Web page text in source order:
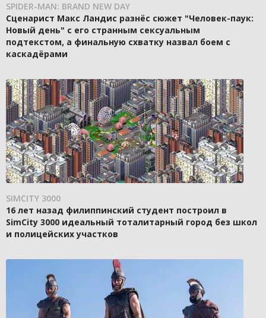
SPIDER-MAN: BRAND NEW DAY
Сценарист Макс Ландис разнёс сюжет "Человек-паук:
Новый день" с его странным сексуальным
подтекстом, а финальную схватку назвал боем с
каскадёрами
SIMCITY 3000
16 лет назад филиппинский студент построил в
SimCity 3000 идеальный тоталитарный город без школ
и полицейских участков